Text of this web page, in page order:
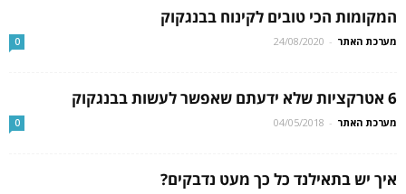
המקומות הכי טובים לקינוח בבנגקוק
מערכת האתר -
24/08/2020
0
6 אטרקציות שלא ידעתם שאפשר לעשות בבנגקוק
מערכת האתר -
04/05/2018
0
איך יש בתאילנד כל כך מעט נדבקים?